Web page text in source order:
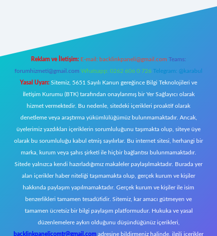
Reklam ve İletişim: E-mail: backlinkpaneli@gmail.com Teams:
forumhizmeti@gmail.com Whatsapp: 0262 606 0 726 Telegram: @karabul
Yasal Uyarı: Sitemiz, 5651 Sayılı Kanun gereğince Bilgi Teknolojileri ve
İletişim Kurumu (BTK) tarafından onaylanmış bir Yer Sağlayıcı olarak
hizmet vermektedir. Bu nedenle, sitedeki içerikleri proaktif olarak
denetleme veya araştırma yükümlülüğümüz bulunmamaktadır. Ancak,
üyelerimiz yazdıkları içeriklerin sorumluluğunu taşımakta olup, siteye üye
olarak bu sorumluluğu kabul etmiş sayılırlar. Bu internet sitesi, herhangi bir
marka, kurum veya şahıs şirketi ile hiçbir bağlantısı bulunmamaktadır.
Sitede yalnızca kendi hazırladığımız makaleler paylaşılmaktadır. Burada yer
alan içerikler haber niteliği taşımamakta olup, gerçek kurum ve kişiler
hakkında paylaşım yapılmamaktadır. Gerçek kurum ve kişiler ile isim
benzerlikleri tamamen tesadüfidir. Sitemiz, kar amacı gütmeyen ve
tamamen ücretsiz bir bilgi paylaşım platformudur. Hukuka ve yasal
düzenlemelere aykırı olduğunu düşündüğünüz içerikleri,
backlinkpanelicomtr@gmail.com adresine bildirmeniz halinde, ilgili içerikler